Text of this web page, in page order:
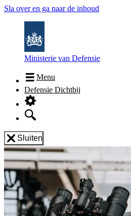
Sla over en ga naar de inhoud
Ministerie van Defensie
Menu
Defensie Dichtbij
Sluiten